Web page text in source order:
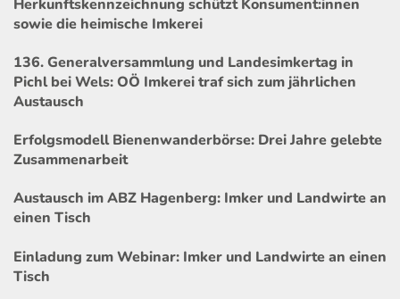
Herkunftskennzeichnung schützt Konsument:innen
sowie die heimische Imkerei
136. Generalversammlung und Landesimkertag in
Pichl bei Wels: OÖ Imkerei traf sich zum jährlichen
Austausch
Erfolgsmodell Bienenwanderbörse: Drei Jahre gelebte
Zusammenarbeit
Austausch im ABZ Hagenberg: Imker und Landwirte an
einen Tisch
Einladung zum Webinar: Imker und Landwirte an einen
Tisch